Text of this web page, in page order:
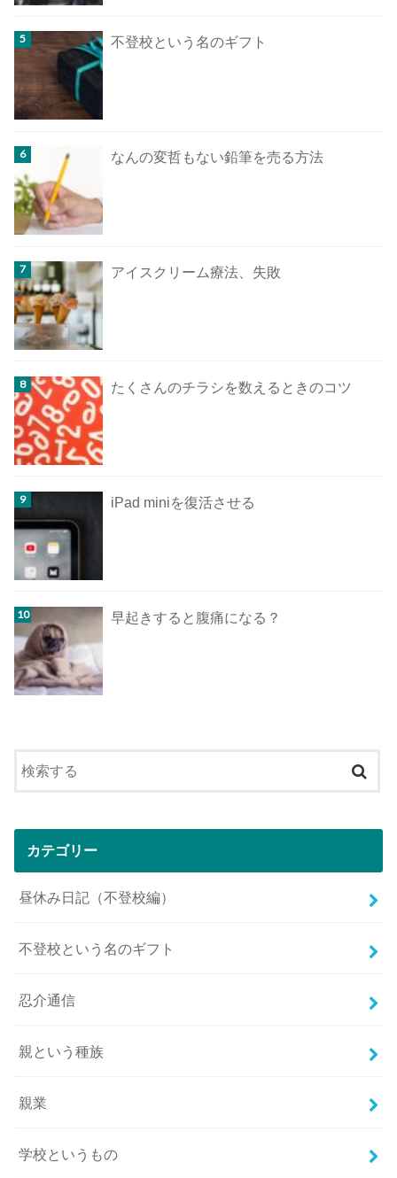
不登校という名のギフト
なんの変哲もない鉛筆を売る方法
アイスクリーム療法、失敗
たくさんのチラシを数えるときのコツ
iPad miniを復活させる
早起きすると腹痛になる？
カテゴリー
昼休み日記（不登校編）
不登校という名のギフト
忍介通信
親という種族
親業
学校というもの